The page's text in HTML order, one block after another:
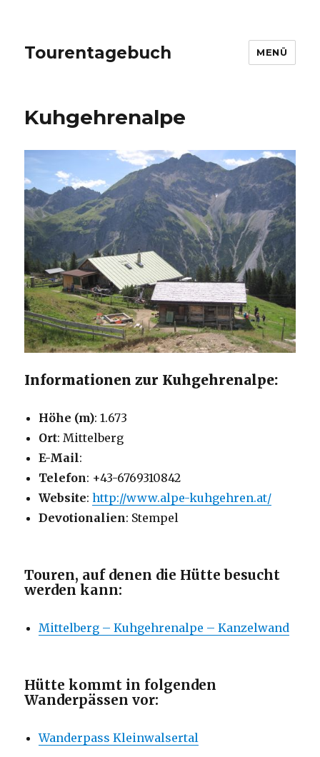
Tourentagebuch MENÜ
Kuhgehrenalpe
Informationen zur Kuhgehrenalpe:
Höhe (m): 1.673
Ort: Mittelberg
E-Mail:
Telefon: ‪+43-6769310842‬
Website:http://www.alpe-kuhgehren.at/
Devotionalien: Stempel
Touren, auf denen die Hütte besucht
werden kann:
Mittelberg – Kuhgehrenalpe – Kanzelwand
Hütte kommt in folgenden
Wanderpässen vor:
Wanderpass Kleinwalsertal